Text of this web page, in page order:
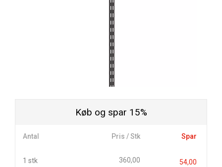
Køb og spar 15%
Antal Pris / Stk Spar
1 stk 360,00 54,00